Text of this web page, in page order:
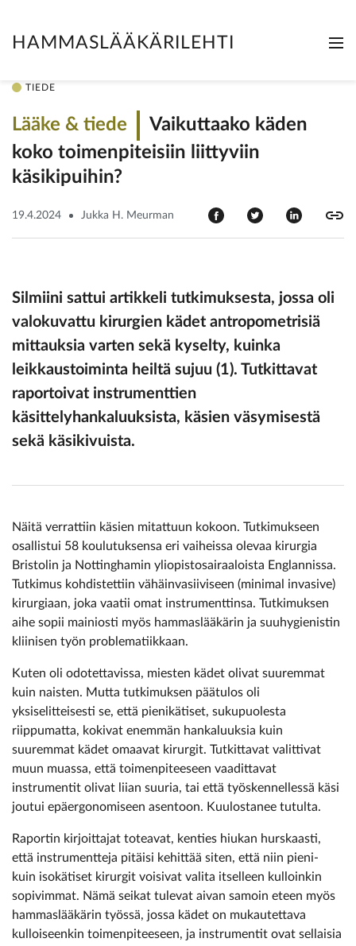
HAMMASLÄÄKÄRILEHTI
TIEDE
Lääke & tiede
Vaikuttaako käden
koko ­­toimenpiteisiin liittyviin
käsikipuihin?
19.4.2024 Jukka H. Meurman
Silmiini sattui artikkeli tutkimuksesta, jossa oli
valokuvattu kirurgien kädet antropometrisiä
mittauksia varten sekä kyselty, kuinka
leikkaustoiminta heiltä sujuu (1). Tutkittavat
raportoivat instrumenttien
käsittelyhankaluuksista, käsien väsymisestä
sekä käsikivuista.
Näitä verrattiin käsien mitattuun kokoon. Tutkimukseen
osallistui 58 koulutuksensa eri vaiheissa olevaa kirurgia
Bristolin ja Nottinghamin yliopistosairaaloista Englannissa.
Tutkimus kohdistettiin vähäinvasiiviseen (minimal invasive)
kirurgiaan, joka vaatii omat instrumenttinsa. Tutkimuksen
aihe sopii mainiosti myös hammaslääkärin ja suuhygienistin
kliinisen työn problematiikkaan.
Kuten oli odotettavissa, miesten kädet olivat suuremmat
kuin naisten. Mutta tutkimuksen päätulos oli
yksiselitteisesti se, että pienikätiset, sukupuolesta
riippumatta, kokivat enemmän hankaluuksia kuin
suuremmat kädet omaavat kirurgit. Tutkittavat valittivat
muun muassa, että toimenpiteeseen vaadittavat
instrumentit olivat liian suuria, tai että työskennellessä käsi
joutui epäergonomiseen asentoon. Kuulostanee tutulta.
Raportin kirjoittajat toteavat, kenties hiukan hurskaasti,
että instrumentteja pitäisi kehittää siten, että niin pieni-
kuin isokätiset kirurgit voisivat valita itselleen kulloinkin
sopivimmat. Nämä seikat tulevat aivan samoin eteen myös
hammaslääkärin työssä, jossa kädet on mukautettava
kulloiseenkin toimenpiteeseen, ja instrumentit ovat sellaisia